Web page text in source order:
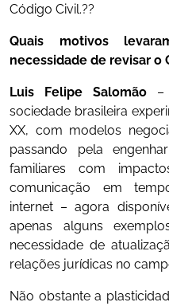
Código Civil.??
Quais motivos
necessidade de revisar o
Luis Felipe Salomão –
sociedade brasileira
XX, com modelos
passando pela
familiares com
comunicação em
internet – agora
apenas alguns
necessidade de
relações jurídicas no
Não obstante a